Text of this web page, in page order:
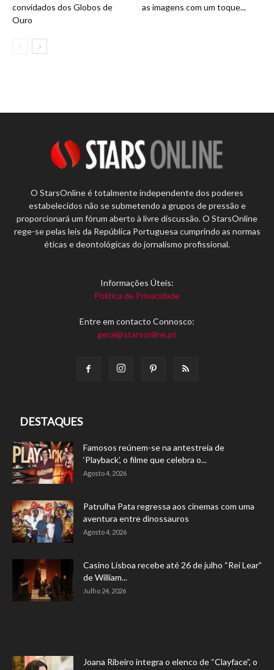
convidados dos Globos de
Ouro
as imagens com um toque...
O StarsOnline é totalmente independente dos poderes
estabelecidos não se submetendo a grupos de pressão e
proporcionará um fórum aberto à livre discussão. O StarsOnline
rege-se pelas leis da República Portuguesa cumprindo as normas
éticas e deontológicas do jornalismo profissional.
Informações Úteis:
Política de Privacidade
Entre em contacto Connosco:
geral@starsonline.pt
DESTAQUES
Famosos reúnem-se na antestreia de
‘Playback’, o filme que celebra o...
Agosto 4, 2026
Patrulha Pata regressa aos cinemas com uma
aventura entre dinossauros
Agosto 4, 2026
Casino Lisboa recebe até 26 de julho “Rei Lear”
de William...
Julho 24, 2026
Joana Ribeiro integra o elenco de “Clayface”, o